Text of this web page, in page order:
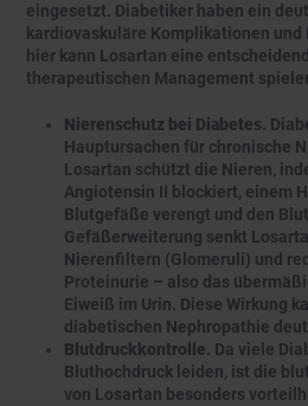
eingesetzt. Diabetiker haben ein
kardiovaskuläre Komplikationen
hier kann Losartan eine
therapeutischen Management
Nierenschutz bei Diabetes.
Hauptursachen für chronische
Losartan schützt die Nieren,
Angiotensin II blockiert, einem
Blutgefäße verengt und den
Gefäßerweiterung senkt
Nierenfiltern (Glomeruli) und
Proteinurie – also das
Eiweiß im Urin. Diese Wirkung
diabetischen Nephropathie
Blutdruckkontrolle. Da viele
Bluthochdruck leiden, ist die
von Losartan besonders